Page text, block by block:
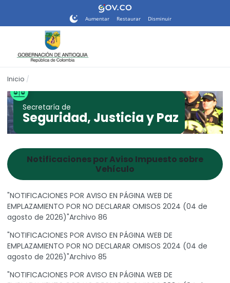
sitio
de
accesibilidad.
Aumentar Restaurar Disminuir
Inicio
Secretaría de
Seguridad, Justicia y Paz
Notificaciones por Aviso Impuesto sobre
Vehículo
"NOTIFICACIONES POR AVISO EN PÁGINA WEB DE
EMPLAZAMIENTO POR NO DECLARAR OMISOS 2024 (04 de
agosto de 2026)"Archivo 86
"NOTIFICACIONES POR AVISO EN PÁGINA WEB DE
EMPLAZAMIENTO POR NO DECLARAR OMISOS 2024 (04 de
agosto de 2026)"Archivo 85
"NOTIFICACIONES POR AVISO EN PÁGINA WEB DE